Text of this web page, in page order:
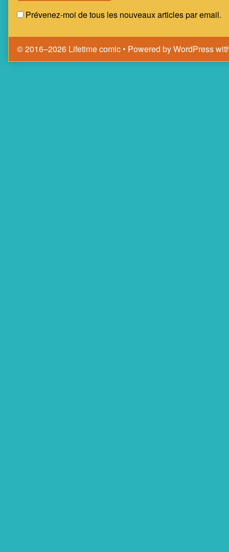
Prévenez-moi de tous les nouveaux articles par email.
© 2016–2026 Lifetime comic • Powered byWordPress